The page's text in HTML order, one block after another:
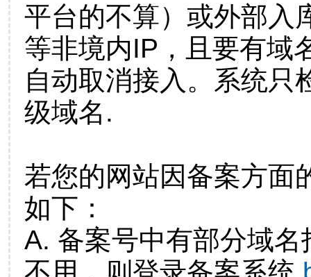
平台的不算）或外部入
等非境内IP，且要有域
自动取消接入。系统只
级域名.
若您的网站因备案方面
如下：
A. 备案号中有部分域